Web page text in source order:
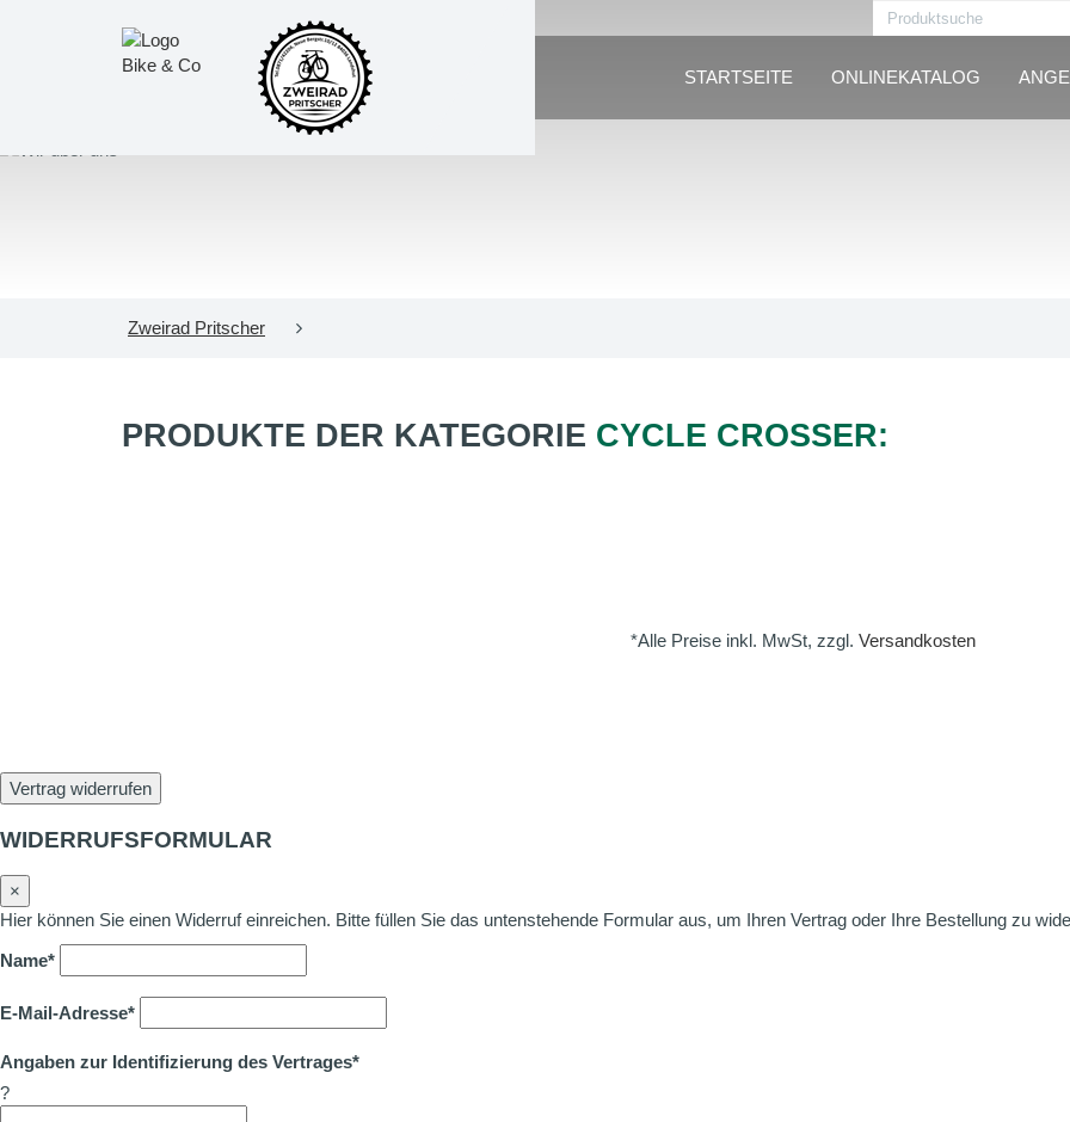
STARTSEITE ONLINEKATALOG
Zweirad Pritscher
PRODUKTE DER KATEGORIE CYCLE CROSSER:
*Alle Preise inkl. MwSt, zzgl. Versandkosten
Vertrag widerrufen
WIDERRUFSFORMULAR
×
Hier können Sie einen Widerruf einreichen. Bitte füllen Sie das untenstehende Formular aus, um Ihren Vertrag oder Ihre Bestellung zu
Name*
E-Mail-Adresse*
Angaben zur Identifizierung des Vertrages*
?